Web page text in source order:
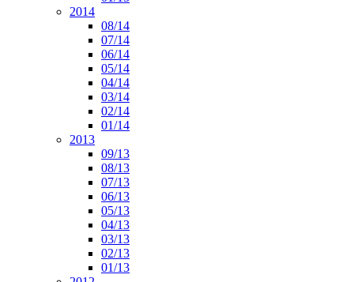
2014
08/14
07/14
06/14
05/14
04/14
03/14
02/14
01/14
2013
09/13
08/13
07/13
06/13
05/13
04/13
03/13
02/13
01/13